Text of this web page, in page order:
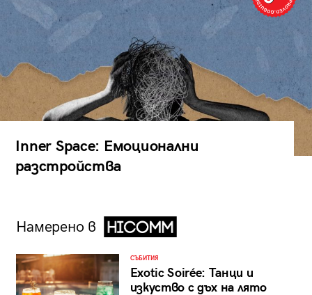
Inner Space: Емоционални
разстройства
Намерено в
СЪБИТИЯ
Exotic Soirée: Танци и
изкуство с дъх на лято